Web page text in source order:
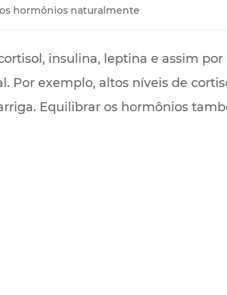
hormônios naturalmente
insulina, leptina e assim
Por exemplo, altos níveis de
Equilibrar os hormônios